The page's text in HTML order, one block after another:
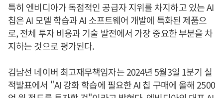
특히 엔비디아가 독점적인 공급자 지위를 차지하고 있는 AI
칩은 AI 모델 학습과 AI 소프트웨어 개발에 특화된 제품으
로, 전체 투자 비용과 기술 발전에서 가장 중요한 부분을 차
지하는 것으로 평가된다.
김남선 네이버 최고재무책임자는 2024년 5월3일 1분기 실
적발표에서 "AI 강화 학습에 필요한 AI 칩 구매에 올해 2500